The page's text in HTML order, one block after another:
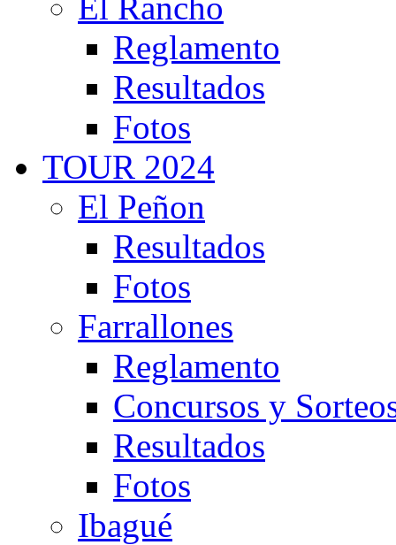
Reglamento
Resultados
Fotos
TOUR 2024
El Peñon
Resultados
Fotos
Farrallones
Reglamento
Concursos y
Resultados
Fotos
Ibagué